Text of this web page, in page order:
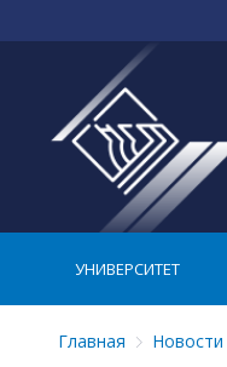
УНИВЕРСИТЕТ
Главная Новости